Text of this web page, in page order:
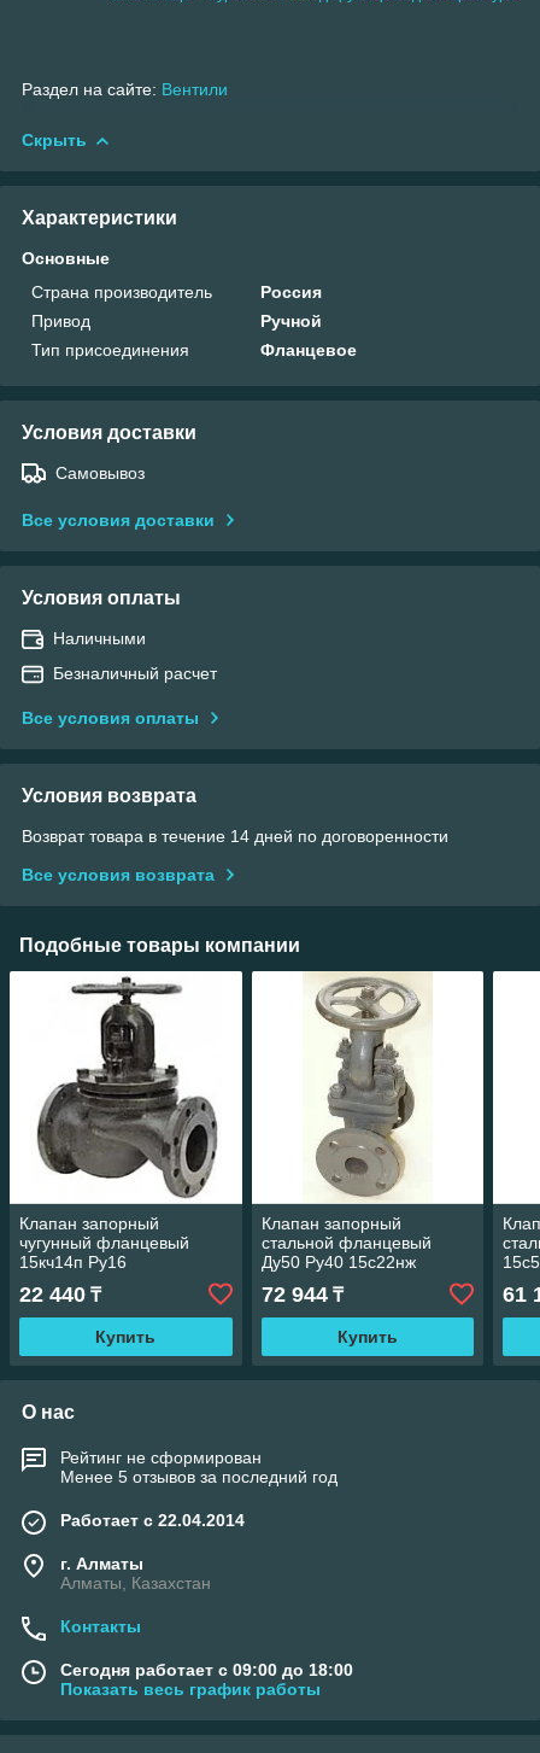
Раздел на сайте: Вентили
Скрыть
Характеристики
Основные
Страна производитель
Россия
Привод
Ручной
Тип присоединения
Фланцевое
Условия доставки
Самовывоз
Все условия доставки
Условия оплаты
Наличными
Безналичный расчет
Все условия оплаты
Условия возврата
Возврат товара в течение 14 дней по договоренности
Все условия возврата
Подобные товары компании
Клапан запорный
чугунный фланцевый
15кч14п Ру16
22 440 ₸
Купить
Клапан запорный
стальной фланцевый
Ду50 Ру40 15с22нж
72 944₸
Купить
61
О нас
Рейтинг не сформирован
Менее 5 отзывов за последний год
Работает с 22.04.2014
г. Алматы
Алматы, Казахстан
Контакты
Сегодня работает с 09:00 до 18:00
Показать весь график работы